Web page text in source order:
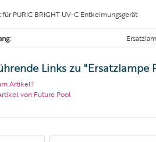
PURIC BRIGHT UV-C Entkeimungsgerät
Links zu "Ersatzlampe
Artikel?
von Future Pool